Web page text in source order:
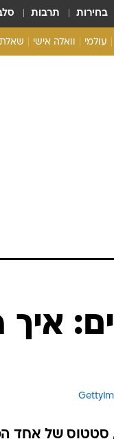
בחירות תרבות
עולמי וואלה אישי